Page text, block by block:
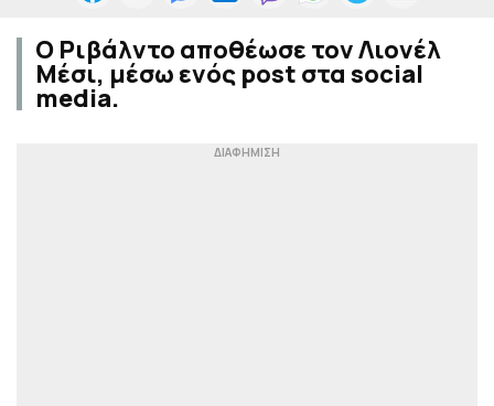
Ο Ριβάλντο αποθέωσε τον Λιονέλ
Μέσι, μέσω ενός post στα social
media.